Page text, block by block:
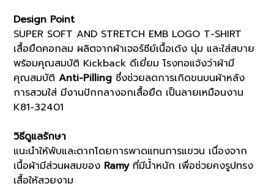
SHIRT
(K8132602)
quantity
Design Point
SUPER SOFT AND STRETCH EMB LOGO T-SHIRT
เสื้อยืดคอกลม ผลิตจากผ้าเจอร์ซีย์เนื้อเด้ง นุ่ม และใส่สบาย
พร้อมคุณสมบัติ Kickback ดีเยี่ยม โรงทอแจ้งว่าผ้ามี
คุณสมบัติ Anti-Pilling ซึ่งช่วยลดการเกิดขนบนผ้าหลัง
การสวมใส่ มีงานปักกลางอกเสื้อยืด เป็นลายเหมือนงาน
K81-32401
วิธีดูแลรักษา
แนะนำให้พับและตากโดยการพาดแทนการแขวน เนื่องจาก
เนื้อผ้ามีส่วนผสมของ Ramyที่มีน้ำหนัก เพื่อช่วยคงรูปทรง
เสื้อให้สวยงาม